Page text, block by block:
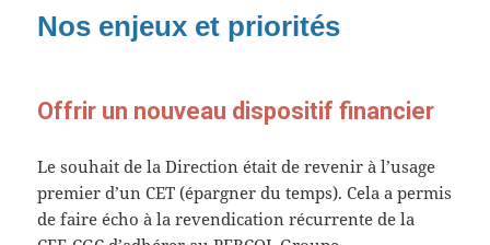
Nos enjeux et priorités
Offrir un nouveau dispositif financier
Le souhait de la Direction était de revenir à l’usage
premier d’un CET (épargner du temps). Cela a permis
de faire écho à la revendication récurrente de la